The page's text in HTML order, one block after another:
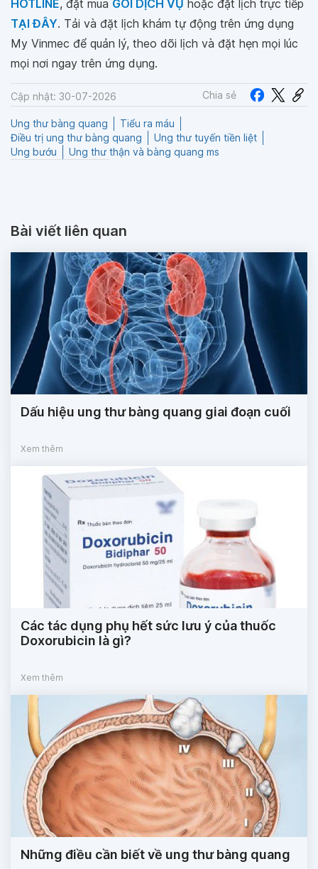
HOTLINE, đặt mua GÓI DỊCH VỤ hoặc đặt lịch trực tiếp
TẠI ĐÂY. Tải và đặt lịch khám tự động trên ứng dụng
My Vinmec để quản lý, theo dõi lịch và đặt hẹn mọi lúc
mọi nơi ngay trên ứng dụng.
Cập nhật: 30-07-2026 Chia sẻ
Ung thư bàng quang
Tiểu ra máu
Điều trị ung thư bàng quang
Ung thư tuyến tiền liệt
Ung bướu
Ung thư thận và bàng quang ms
Bài viết liên quan
Dấu hiệu ung thư bàng quang giai đoạn cuối
Xem thêm
Các tác dụng phụ hết sức lưu ý của thuốc
Doxorubicin là gì?
Xem thêm
Những điều cần biết về ung thư bàng quang